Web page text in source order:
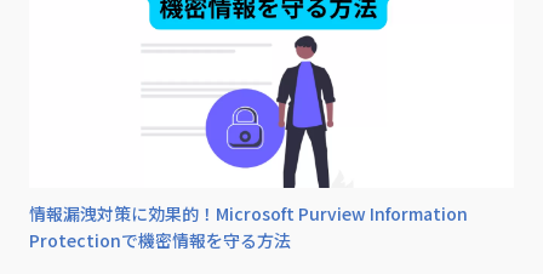
情報漏洩対策に効果的！Microsoft Purview Information
Protectionで機密情報を守る方法